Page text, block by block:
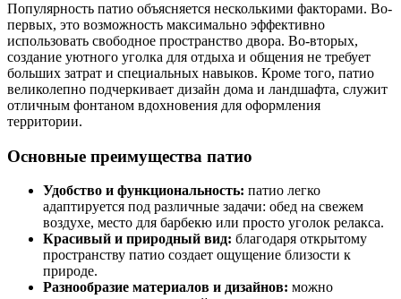
Популярность патио объясняется несколькими факторами. Во-
первых, это возможность максимально эффективно
использовать свободное пространство двора. Во-вторых,
создание уютного уголка для отдыха и общения не требует
больших затрат и специальных навыков. Кроме того, патио
великолепно подчеркивает дизайн дома и ландшафта, служит
отличным фонтаном вдохновения для оформления
территории.
Основные преимущества патио
Удобство и функциональность: патио легко
адаптируется под различные задачи: обед на свежем
воздухе, место для барбекю или просто уголок релакса.
Красивый и природный вид: благодаря открытому
пространству патио создает ощущение близости к
природе.
Разнообразие материалов и дизайнов: можно